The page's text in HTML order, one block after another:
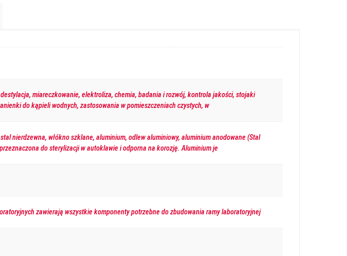
miareczkowanie, elektroliza, chemia, badania i rozwój, kontrola jakości, stojaki
do kąpieli wodnych, zastosowania w pomieszczeniach czystych, w
nierdzewna, włókno szklane, aluminium, odlew aluminiowy, aluminium anodowane (Stal
do sterylizacji w autoklawie i odporna na korozję. Aluminium je
zawierają wszystkie komponenty potrzebne do zbudowania ramy laboratoryjnej